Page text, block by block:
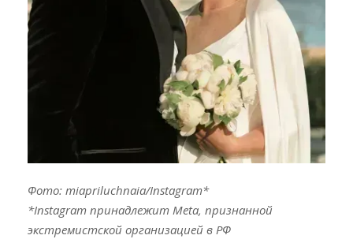
Фото: miapriluchnaia/Instagram*
*Instagram принадлежит Meta, признанной
экстремистской организацией в РФ